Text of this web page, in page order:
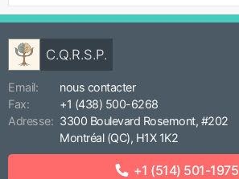
C.Q.R.S.P.
Email:
nous contacter
Fax:
+1 (438) 500-6268
Adresse: 3300 Boulevard Rosemont, #202
Montréal (QC), H1X 1K2
+1 (514) 501-1975